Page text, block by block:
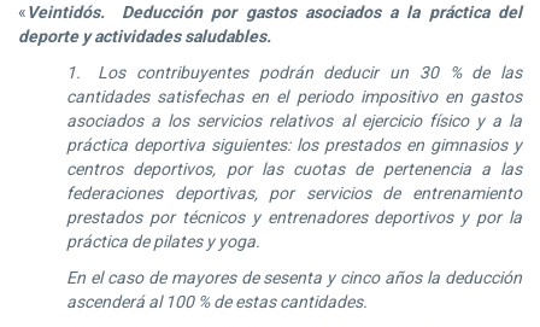
«Veintidós. Deducción por gastos asociados a la práctica del
deporte y actividades saludables.
1. Los contribuyentes podrán deducir un 30 % de las
cantidades satisfechas en el periodo impositivo en gastos
asociados a los servicios relativos al ejercicio físico y a la
práctica deportiva siguientes: los prestados en gimnasios y
centros deportivos, por las cuotas de pertenencia a las
federaciones deportivas, por servicios de entrenamiento
prestados por técnicos y entrenadores deportivos y por la
práctica de pilates y yoga.
En el caso de mayores de sesenta y cinco años la deducción
ascenderá al 100 % de estas cantidades.